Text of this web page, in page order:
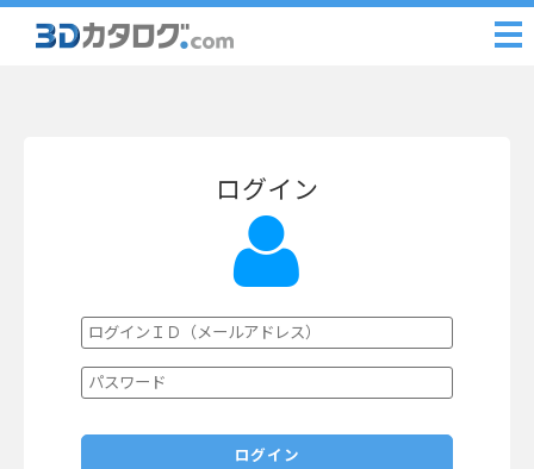
ログイン
ログイン